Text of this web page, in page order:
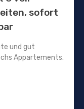
sofort
und gut
Appartements.